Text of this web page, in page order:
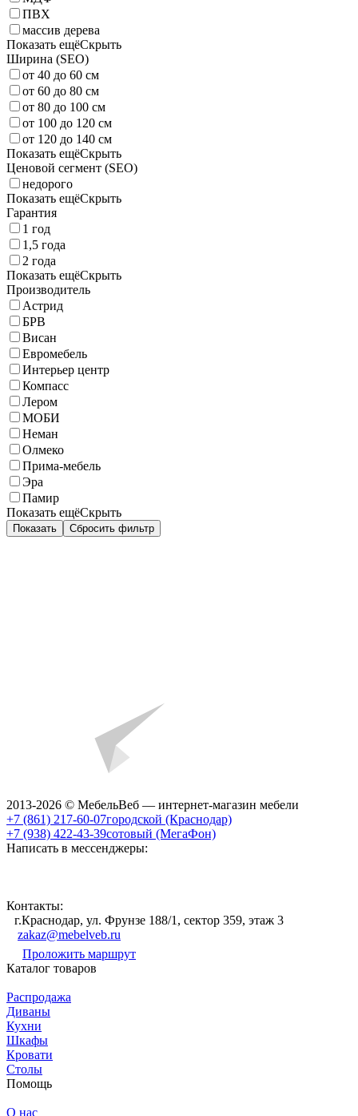
ПВХ
массив дерева
Показать ещёСкрыть
Ширина (SEO)
от 40 до 60 см
от 60 до 80 см
от 80 до 100 см
от 100 до 120 см
от 120 до 140 см
Показать ещёСкрыть
Ценовой сегмент (SEO)
недорого
Показать ещёСкрыть
Гарантия
1 год
1,5 года
2 года
Показать ещёСкрыть
Производитель
Астрид
БРВ
Висан
Евромебель
Интерьер центр
Компасс
Лером
МОБИ
Неман
Олмеко
Прима-мебель
Эра
Памир
Показать ещёСкрыть
Показать Сбросить фильтр
2013-2026 © МебельВеб — интернет-магазин мебели
+7 (861) 217-60-07городской (Краснодар)
+7 (938) 422-43-39сотовый (МегаФон)
Написать в мессенджеры:
Контакты:
г.Краснодар, ул. Фрунзе 188/1, сектор 359, этаж 3
zakaz@mebelveb.ru
Проложить маршрут
Каталог товаров
Распродажа
Диваны
Кухни
Шкафы
Кровати
Столы
Помощь
О нас